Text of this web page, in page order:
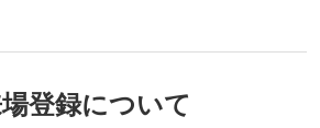
登録について